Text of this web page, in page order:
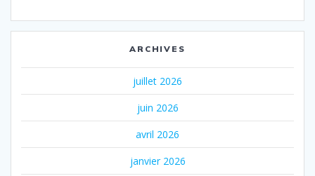
ARCHIVES
juillet 2026
juin 2026
avril 2026
janvier 2026